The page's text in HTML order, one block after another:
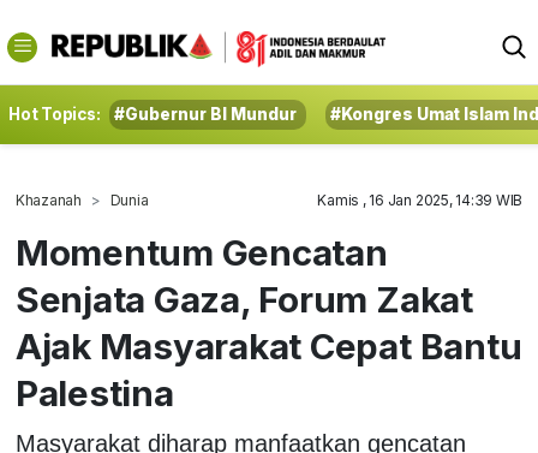
Hot Topics: #Gubernur BI Mundur #Kongres Umat Islam
Khazanah Dunia Kamis , 16 Jan 2025, 14:39 WIB
Momentum Gencatan
Senjata Gaza, Forum Zakat
Ajak Masyarakat Cepat Bantu
Palestina
Masyarakat diharap manfaatkan gencatan